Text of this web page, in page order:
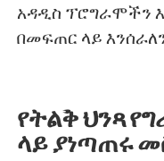
አዳዲስ ፕሮግራሞችን
በመፍጠር ላይ
የትልቅ ህንጻ
ላይ ያነጣጠሩ